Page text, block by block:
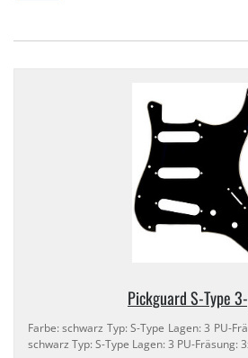
Pickguard S-​Type
Farbe: schwarz Typ: S-​Type Lagen: 3 PU-​
schwarz Typ: S-​Type Lagen: 3 PU-​Fräsung: